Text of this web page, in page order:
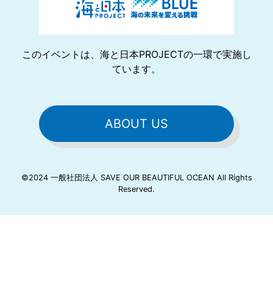
このイベントは、海と日本PROJECTの一環で実施し
ています。
ABOUT US
©2024 一般社団法人 SAVE OUR BEAUTIFUL OCEAN All Rights
Reserved.